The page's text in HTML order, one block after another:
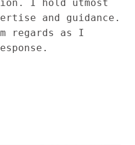
I hold utmost
and guidance.
regards as I